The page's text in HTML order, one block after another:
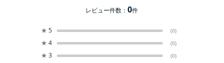
レビュー件数：0件
★ 5 (0)
★ 4 (0)
★ 3 (0)